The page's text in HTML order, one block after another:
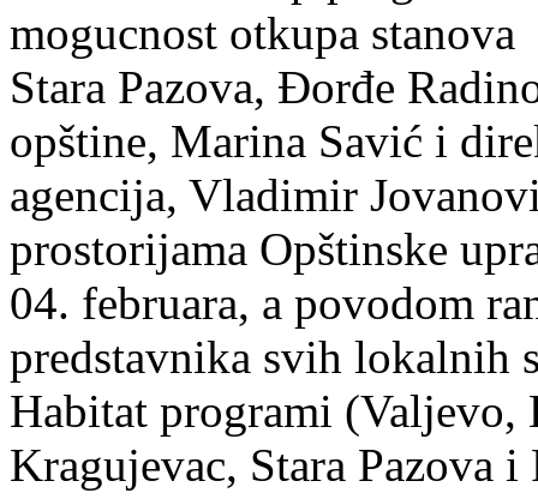
Stara Pazova, Đorđe
opštine, Marina Savić i
agencija, Vladimir
prostorijama Opštinske
04. februara, a povodom
predstavnika svih lokalnih
Habitat programi (Valjevo,
Kragujevac, Stara Pazova